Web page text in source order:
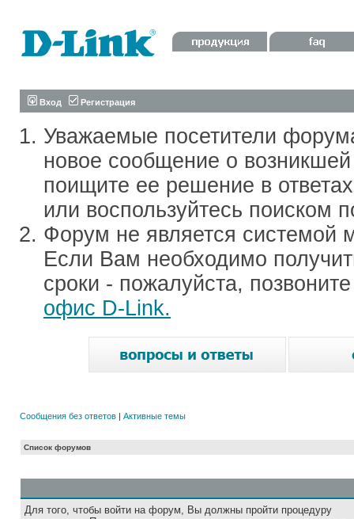
Вход Регистрация
Уважаемые посетители
новое сообщение о
поищите ее решение в
или воспользуйтесь поиском
Форум не является системой
Если Вам необходимо
сроки - пожалуйста,
офис D-Link.
Сообщения без ответов | Активные темы
Список форумов
Для того, чтобы войти на форум, Вы должны пройти процедуру